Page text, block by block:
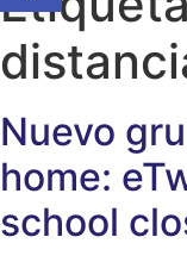
Nuevo
home:
school